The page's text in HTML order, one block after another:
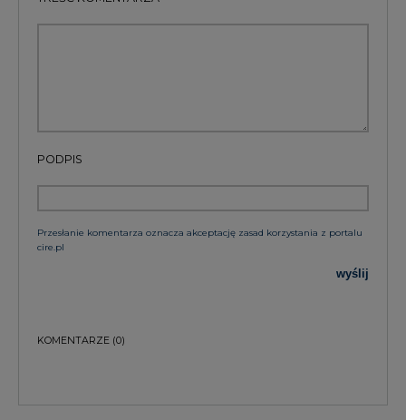
PODPIS
Przesłanie komentarza oznacza akceptację zasad korzystania z portalu
cire.pl
wyślij
KOMENTARZE (0)